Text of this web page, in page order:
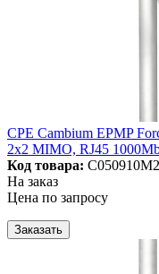
CPE Cambium EPMP
2x2 MIMO, RJ45
Код товара:
На заказ
Цена по запросу
Заказать